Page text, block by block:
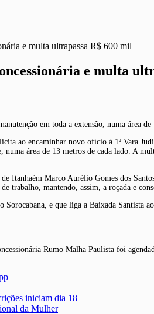
e multa ultrapassa R$ 600 mil
e multa
em toda a extensão, numa área
ao encaminhar novo ofício à 1ª Vara
área de 13 metros de cada lado. A
de Itanhaém Marco Aurélio Gomes dos
trabalho, mantendo, assim, a roçada e
e que liga a Baixada Santista
Rumo Malha Paulista foi
iniciam dia 18
da Mulher